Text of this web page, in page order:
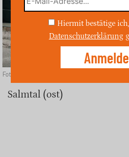
Foto: Depositphotos
Salmtal (ost)
Hiermit bestätige
Datenschutzerklärung